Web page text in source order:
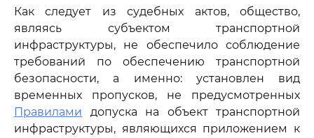
Как следует из судебных актов, общество,
являясь субъектом транспортной
инфраструктуры, не обеспечило соблюдение
требований по обеспечению транспортной
безопасности, а именно: установлен вид
временных пропусков, не предусмотренных
Правилами допуска на объект транспортной
инфраструктуры, являющихся приложением к